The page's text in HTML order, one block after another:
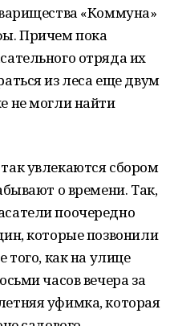
«Коммуна»
Причем пока
отряда их
из леса еще двум
не могли найти
увлекаются сбором
о времени. Так,
поочередно
которые позвонили
того, как на улице
часов вечера за
уфимка, которая